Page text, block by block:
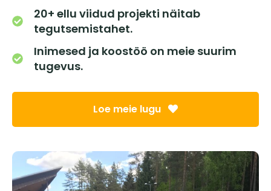
20+ ellu viidud projekti näitab
tegutsemistahet.
Inimesed ja koostöö on meie suurim
tugevus.
Loe meie lugu